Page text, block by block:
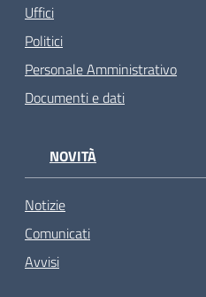
Uffici
Politici
Personale Amministrativo
Documenti e dati
NOVITÀ
Notizie
Comunicati
Avvisi